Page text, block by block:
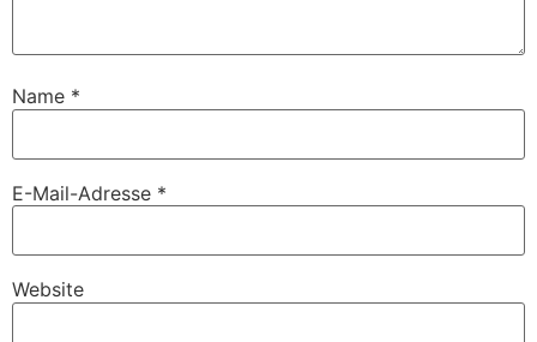
Name *
E-Mail-Adresse *
Website